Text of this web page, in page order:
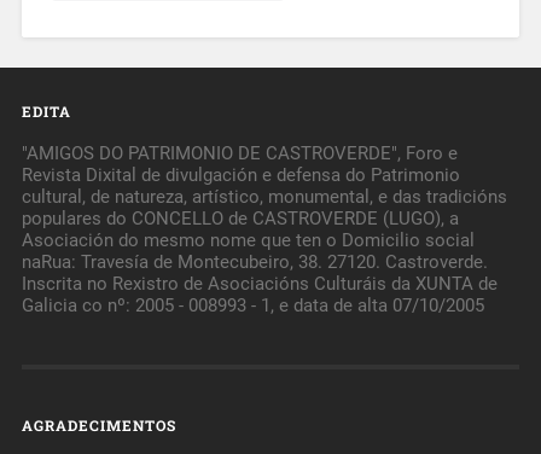
EDITA
"AMIGOS DO PATRIMONIO DE CASTROVERDE", Foro e
Revista Dixital de divulgación e defensa do Patrimonio
cultural, de natureza, artístico, monumental, e das tradicións
populares do CONCELLO de CASTROVERDE (LUGO), a
Asociación do mesmo nome que ten o Domicilio social
naRua: Travesía de Montecubeiro, 38. 27120. Castroverde.
Inscrita no Rexistro de Asociacións Culturáis da XUNTA de
Galicia co nº: 2005 - 008993 - 1, e data de alta 07/10/2005
AGRADECIMENTOS